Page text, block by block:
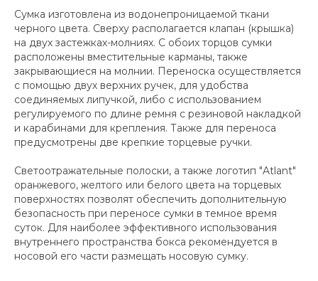
Сумка изготовлена из водонепроницаемой ткани
черного цвета. Сверху располагается клапан (крышка)
на двух застежках-молниях. С обоих торцов сумки
расположены вместительные карманы, также
закрывающиеся на молнии. Переноска осуществляется
с помощью двух верхних ручек, для удобства
соединяемых липучкой, либо с использованием
регулируемого по длине ремня с резиновой накладкой
и карабинами для крепления. Также для переноса
предусмотрены две крепкие торцевые ручки.
Светоотражательные полоски, а также логотип "Atlant"
оранжевого, желтого или белого цвета на торцевых
поверхностях позволят обеспечить дополнительную
безопасность при переносе сумки в темное время
суток. Для наиболее эффективного использования
внутреннего пространства бокса рекомендуется в
носовой его части размещать носовую сумку.